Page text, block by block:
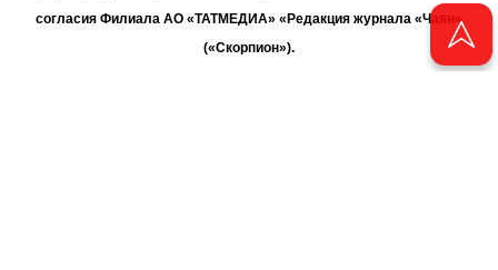
согласия Филиала АО «ТАТМЕДИА» «Редакция журнала «Чаян»
(«Скорпион»).
При поддержке Республиканского агентства по печати и массовым